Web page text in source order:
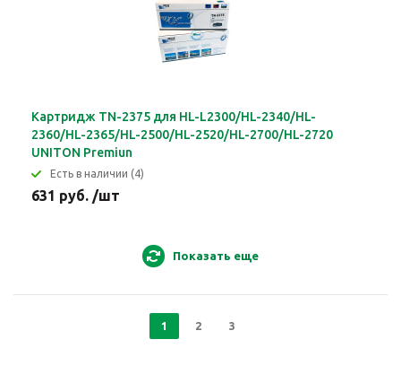
Картридж TN-2375 для HL-L2300/HL-2340/HL-
2360/HL-2365/HL-2500/HL-2520/HL-2700/HL-2720
UNITON Premiun
Eсть в наличии (4)
631 руб. /шт
Показать еще
1 2 3